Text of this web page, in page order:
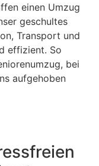
einen Umzug
geschultes
Transport und
effizient. So
bei
aufgehoben